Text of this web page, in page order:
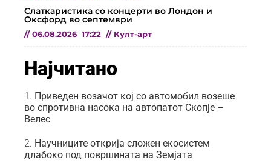
Слаткаристика со концерти во Лондон и
Оксфорд во септември
// 06.08.2026 17:22 // Култ-арт
Најчитано
Приведен возачот кој со автомобил возеше
во спротивна насока на автопатот Скопје –
Велес
Научниците открија сложен екосистем
длабоко под површината на Земјата